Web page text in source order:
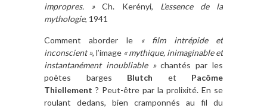
impropres. »Ch. Kerényi, L’essence de la
mythologie, 1941
Comment aborder le
« film intrépide et
inconscient », l’image « mythique, inimaginable et
instantanément inoubliable »chantés par les
poètes barges Blutch et Pacôme
Thiellement ? Peut-être par la prolixité. En se
roulant dedans, bien cramponnés au fil du